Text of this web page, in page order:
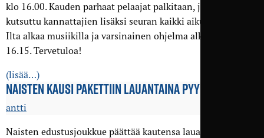
klo 16.00. Kauden parhaat pelaajat palkitaan, ja mukaan on
kutsuttu kannattajien lisäksi seuran kaikki aikuisjoukkueet.
Ilta alkaa musiikilla ja varsinainen ohjelma alkaa noin klo
16.15. Tervetuloa!
(lisää…)
NAISTEN KAUSI PAKETTIIN LAUANTAINA PYYNIKILLÄ
antti
Naisten edustusjoukkue päättää kautensa lauantaina